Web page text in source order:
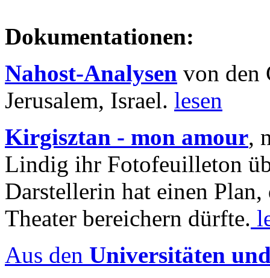
Dokumentationen:
Nahost-Analysen von den
Jerusalem, Israel. lesen
Kirgisztan - mon amour,
Lindig ihr Fotofeuilleton
Darstellerin hat einen Plan,
Theater bereichern dürfte.
Aus den Universitäten